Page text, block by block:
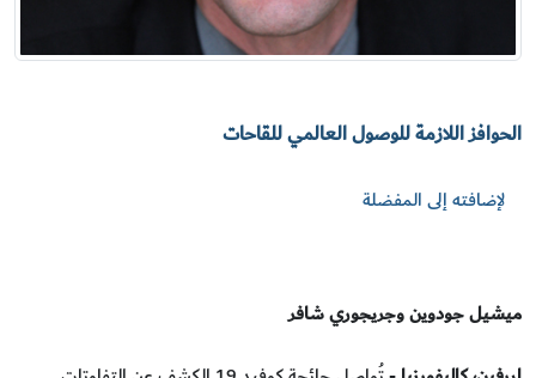
الحوافز اللازمة للوصول العالمي للقاحات
لإضافته إلى المفضلة
ميشيل جودوين وجريجوري شافر